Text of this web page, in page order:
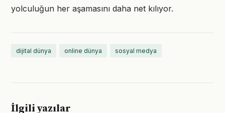
yolculuğun her aşamasını daha net kılıyor.
dijital dünya online dünya sosyal medya
İlgili yazılar